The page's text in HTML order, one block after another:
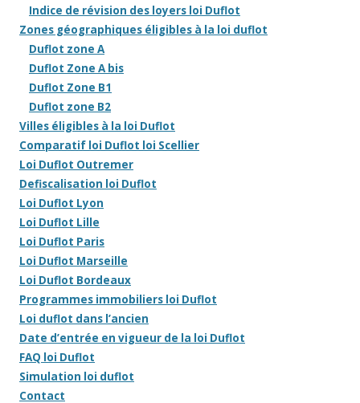
Indice de révision des loyers loi Duflot
Zones géographiques éligibles à la loi duflot
Duflot zone A
Duflot Zone A bis
Duflot Zone B1
Duflot zone B2
Villes éligibles à la loi Duflot
Comparatif loi Duflot loi Scellier
Loi Duflot Outremer
Defiscalisation loi Duflot
Loi Duflot Lyon
Loi Duflot Lille
Loi Duflot Paris
Loi Duflot Marseille
Loi Duflot Bordeaux
Programmes immobiliers loi Duflot
Loi duflot dans l’ancien
Date d’entrée en vigueur de la loi Duflot
FAQ loi Duflot
Simulation loi duflot
Contact